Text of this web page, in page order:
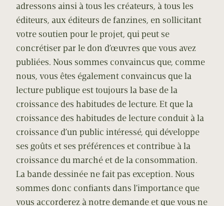
adressons ainsi à tous les créateurs, à tous les
éditeurs, aux éditeurs de fanzines, en sollicitant
votre soutien pour le projet, qui peut se
concrétiser par le don d’œuvres que vous avez
publiées. Nous sommes convaincus que, comme
nous, vous êtes également convaincus que la
lecture publique est toujours la base de la
croissance des habitudes de lecture. Et que la
croissance des habitudes de lecture conduit à la
croissance d’un public intéressé, qui développe
ses goûts et ses préférences et contribue à la
croissance du marché et de la consommation.
La bande dessinée ne fait pas exception. Nous
sommes donc confiants dans l’importance que
vous accorderez à notre demande et que vous ne